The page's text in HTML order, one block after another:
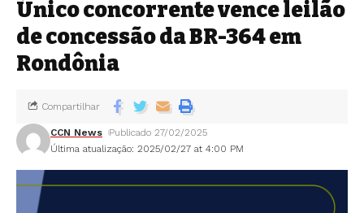
Único concorrente vence leilão
de concessão da BR-364 em
Rondônia
Última atualização: 2025/02/27 at 4:00 PM
CCN News Publicado 27/02/2025
Compartilhar